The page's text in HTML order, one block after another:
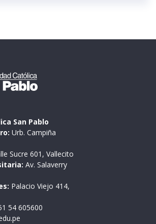
San Pablo
Urb. Campiña
Sucre 601, Vallecito
Av. Salaverry
Palacio Viejo 414,
54 605600